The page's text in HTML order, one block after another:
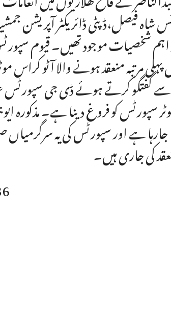
شاہ فیصل،ڈپٹی ڈائریکٹر آپریشن
شخصیات موجود تھیں۔ قیوم
پہلی مرتبہ منعقد ہونے والا آٹو
گفتگو کرتے ہوئے ڈی جی سپورٹس
کو فروغ دینا ہے۔ مذکورہ
ہے اور سپورٹس کی یہ سرگرمیاں
کی جاری ہیں۔